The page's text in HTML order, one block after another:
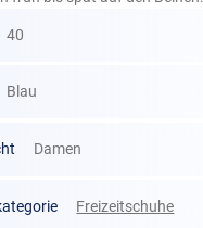
40
Blau
Damen
Freizeitschuhe